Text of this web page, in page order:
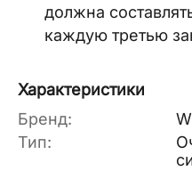
должна
каждую третью
Характеристики
Бренд:
Тип: